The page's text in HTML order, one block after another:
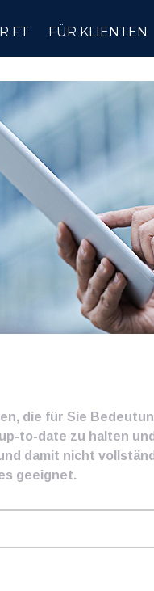
FT FÜR KLIENTEN
die für Sie
to-date zu halten
damit nicht
geeignet.